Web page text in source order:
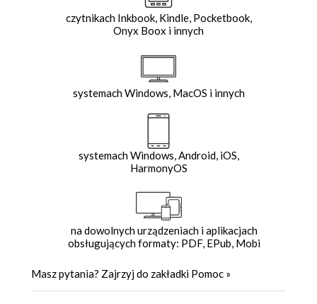
czytnikach Inkbook, Kindle, Pocketbook,
Onyx Boox i innych
systemach Windows, MacOS i innych
systemach Windows, Android, iOS,
HarmonyOS
na dowolnych urządzeniach i aplikacjach
obsługujących formaty: PDF, EPub, Mobi
Masz pytania? Zajrzyj do zakładki Pomoc »